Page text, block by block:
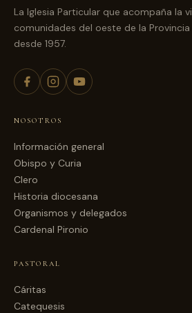
La Iglesia Particular que acompaña la
comunidades del oeste de la Provincia
desde 1957.
NOSOTROS
Información general
Obispo y Curia
Clero
Historia diocesana
Organismos y delegados
Cardenal Pironio
PASTORAL
Cáritas
Catequesis